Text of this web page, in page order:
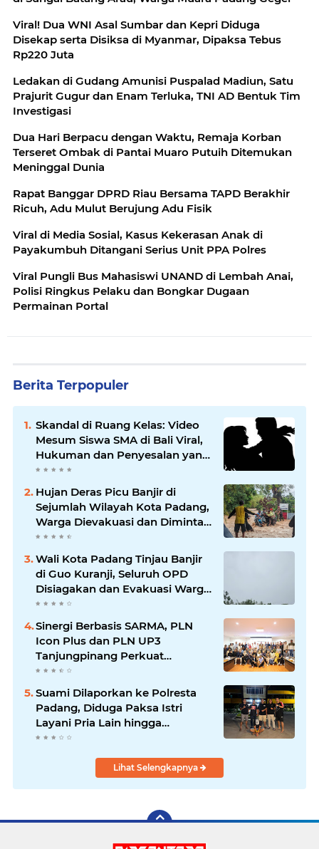
Viral! Dua WNI Asal Sumbar dan Kepri Diduga
Disekap serta Disiksa di Myanmar, Dipaksa Tebus
Rp220 Juta
Ledakan di Gudang Amunisi Puspalad Madiun, Satu
Prajurit Gugur dan Enam Terluka, TNI AD Bentuk Tim
Investigasi
Dua Hari Berpacu dengan Waktu, Remaja Korban
Terseret Ombak di Pantai Muaro Putuih Ditemukan
Meninggal Dunia
Rapat Banggar DPRD Riau Bersama TAPD Berakhir
Ricuh, Adu Mulut Berujung Adu Fisik
Viral di Media Sosial, Kasus Kekerasan Anak di
Payakumbuh Ditangani Serius Unit PPA Polres
Viral Pungli Bus Mahasiswi UNAND di Lembah Anai,
Polisi Ringkus Pelaku dan Bongkar Dugaan
Permainan Portal
Berita Terpopuler
Skandal di Ruang Kelas: Video
Mesum Siswa SMA di Bali Viral,
Hukuman dan Penyesalan yang
Mengikuti
Hujan Deras Picu Banjir di
Sejumlah Wilayah Kota Padang,
Warga Dievakuasi dan Diminta
Waspada Banjir Susulan
Wali Kota Padang Tinjau Banjir
di Guo Kuranji, Seluruh OPD
Disiagakan dan Evakuasi Warga
Dipercepat
Sinergi Berbasis SARMA, PLN
Icon Plus dan PLN UP3
Tanjungpinang Perkuat
Kolaborasi Strategis
Suami Dilaporkan ke Polresta
Padang, Diduga Paksa Istri
Layani Pria Lain hingga
Berulang Kali
Lihat Selengkapnya